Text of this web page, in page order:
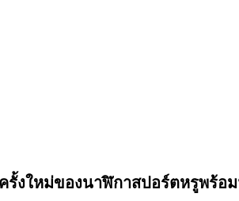
รั้งใหม่ของนาฬิกาสปอร์ตหรูพร้อ